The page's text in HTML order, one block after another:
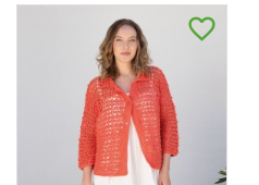
favorite_border